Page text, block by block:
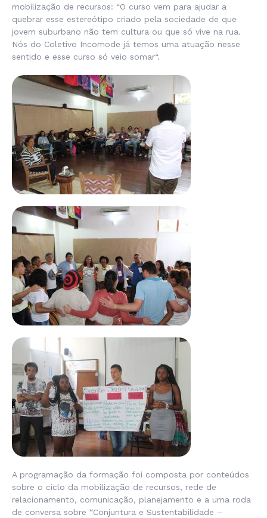
mobilização de recursos: “O curso vem para ajudar a
quebrar esse estereótipo criado pela sociedade de que
jovem suburbano não tem cultura ou que só vive na rua.
Nós do Coletivo Incomode já temos uma atuação nesse
sentido e esse curso só veio somar“.
A programação da formação foi composta por conteúdos
sobre o ciclo da mobilização de recursos, rede de
relacionamento, comunicação, planejamento e a uma roda
de conversa sobre “Conjuntura e Sustentabilidade –